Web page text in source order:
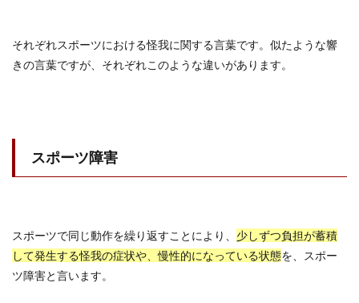
それぞれスポーツにおける怪我に関する言葉です。似たような響
きの言葉ですが、それぞれこのような違いがあります。
スポーツ障害
スポーツで同じ動作を繰り返すことにより、 少しずつ負担が蓄積
して発生する怪我の症状や、慢性的になっている状態を、スポー
ツ障害と言います。